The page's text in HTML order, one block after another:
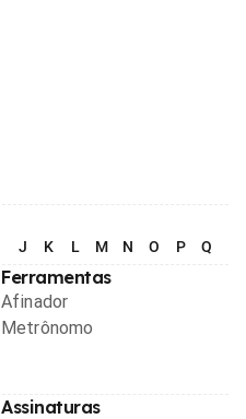
J K L M N O P Q
Ferramentas
Afinador
Metrônomo
Assinaturas